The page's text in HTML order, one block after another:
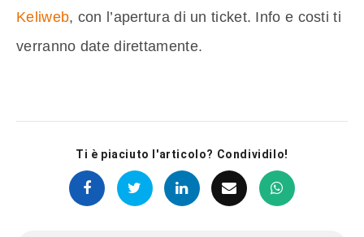
Keliweb, con l’apertura di un ticket. Info e costi ti
verranno date direttamente.
Ti è piaciuto l'articolo? Condividilo!